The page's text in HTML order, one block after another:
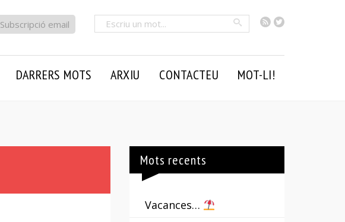
RSSTwitter
Cercar
Subscripció email
DARRERS MOTS ARXIU CONTACTEU MOT-LI!
Mots recents
Vacances…